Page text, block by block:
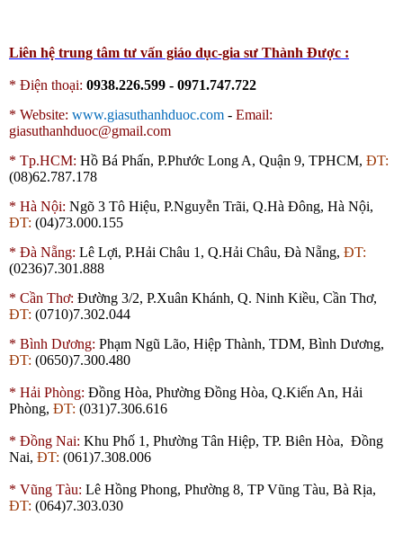
Liên hệ trung tâm tư vấn giáo dục-gia sư Thành Được :
* Điện thoại: 0938.226.599 - 0971.747.722
* Website: www.giasuthanhduoc.com - Email:
giasuthanhduoc@gmail.com
* Tp.HCM: Hồ Bá Phấn, P.Phước Long A, Quận 9, TPHCM, ĐT:
(08)62.787.178
* Hà Nội: Ngõ 3 Tô Hiệu, P.Nguyễn Trãi, Q.Hà Đông, Hà Nội,
ĐT: (04)73.000.155
* Đà Nẵng: Lê Lợi, P.Hải Châu 1, Q.Hải Châu, Đà Nẵng, ĐT:
(0236)7.301.888
* Cần Thơ: Đường 3/2, P.Xuân Khánh, Q. Ninh Kiều, Cần Thơ,
ĐT: (0710)7.302.044
* Bình Dương: Phạm Ngũ Lão, Hiệp Thành, TDM, Bình Dương,
ĐT: (0650)7.300.480
* Hải Phòng: Đồng Hòa, Phường Đồng Hòa, Q.Kiến An, Hải
Phòng, ĐT: (031)7.306.616
* Đồng Nai: Khu Phố 1, Phường Tân Hiệp, TP. Biên Hòa, Đồng
Nai, ĐT: (061)7.308.006
* Vũng Tàu: Lê Hồng Phong, Phường 8, TP Vũng Tàu, Bà Rịa,
ĐT: (064)7.303.030